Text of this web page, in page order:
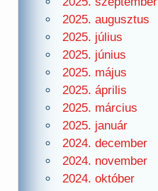
2025. augusztus
2025. július
2025. június
2025. május
2025. április
2025. március
2025. január
2024. december
2024. november
2024. október